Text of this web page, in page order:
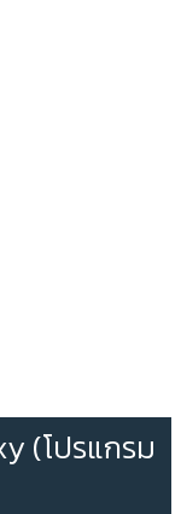
(โปรแกรม